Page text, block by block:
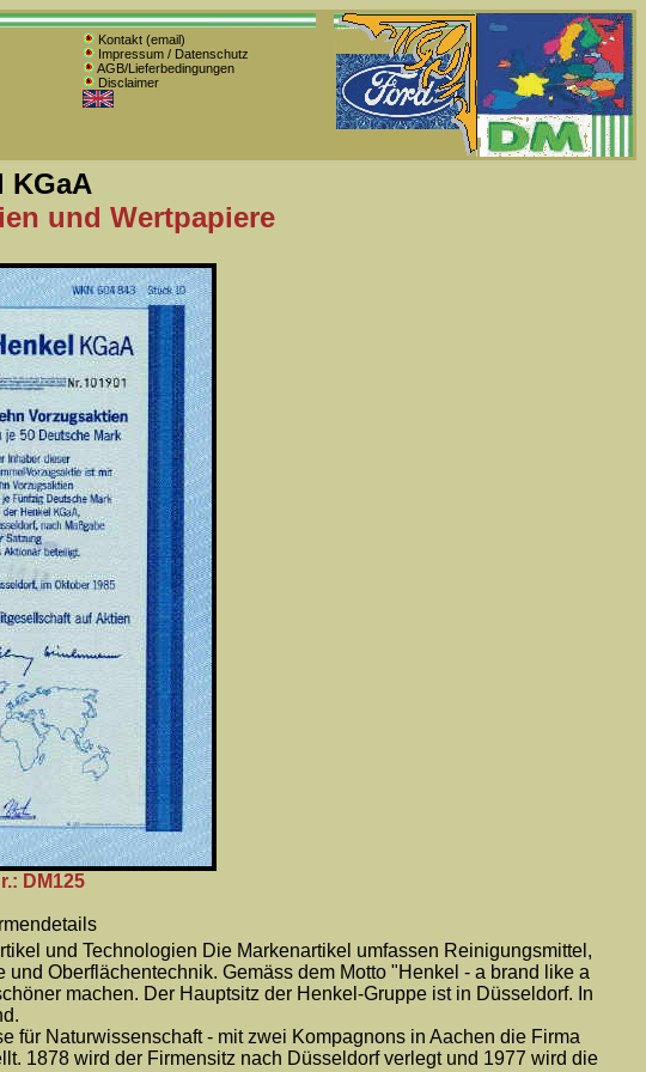
Kontakt (email)
Impressum / Datenschutz
AGB/Lieferbedingungen
Disclaimer
KGaA
und Wertpapiere
DM125
und Technologien Die Markenartikel umfassen Reinigungsmittel,
Oberflächentechnik. Gemäss dem Motto "Henkel - a brand like a
machen. Der Hauptsitz der Henkel-Gruppe ist in Düsseldorf. In
für Naturwissenschaft - mit zwei Kompagnons in Aachen die Firma
1878 wird der Firmensitz nach Düsseldorf verlegt und 1977 wird die